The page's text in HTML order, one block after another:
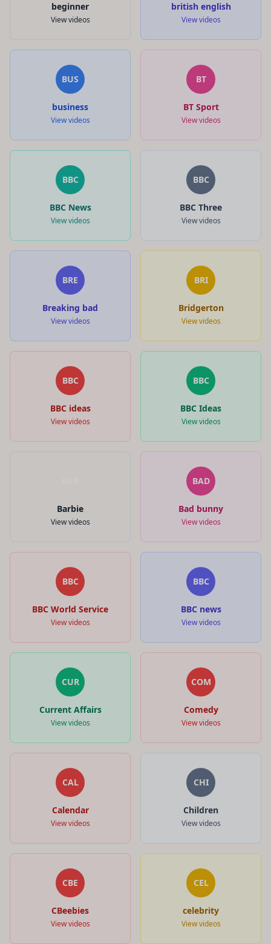
beginner
View videos
british english
View videos
BUS
business
View videos
BT
BT Sport
View videos
BBC
BBC News
View videos
BBC
BBC Three
View videos
BRE
Breaking bad
View videos
BRI
Bridgerton
View videos
BBC
BBC ideas
View videos
BBC
BBC Ideas
View videos
Barbie
View videos
BAD
Bad bunny
View videos
BBC
BBC World Service
View videos
BBC
BBC news
View videos
CUR
Current Affairs
View videos
COM
Comedy
View videos
CAL
Calendar
View videos
CHI
Children
View videos
CBE
CBeebies
View videos
CEL
celebrity
View videos